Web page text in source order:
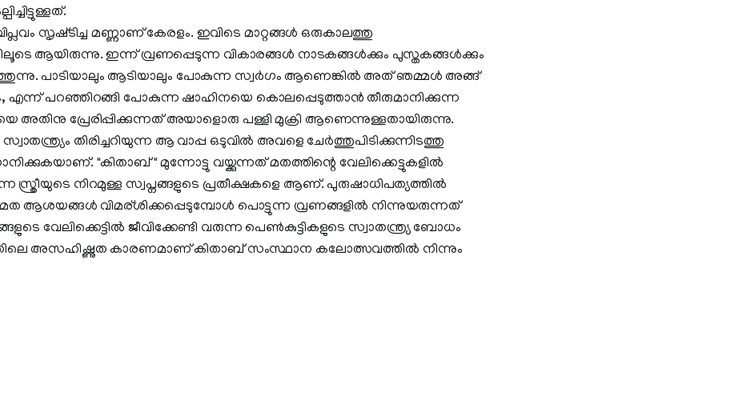
സൃഷ്‌ടിച്ച മണ്ണാണ് കേരളം. ഇവിടെ മാറ്റങ്ങൾ ഒരുകാലത്തു
ആയിരുന്നു. ഇന്ന് വ്രണപ്പെടുന്ന വികാരങ്ങൾ നാടകങ്ങൾക്കും പുസ്തകങ്ങൾക്കും
പാടിയാലും ആടിയാലും പോകുന്ന സ്വർഗം ആണെങ്കിൽ അത് ഞമ്മൾ അങ്ങ്
എന്ന് പറഞ്ഞിറങ്ങി പോകുന്ന ഷാഹിനയെ കൊലപ്പെടുത്താൻ തീരുമാനിക്കുന്ന
അതിനു പ്രേരിപ്പിക്കുന്നത് അയാളൊരു പള്ളി മുക്രി ആണെന്നുള്ളതായിരുന്നു.
തിരിച്ചറിയുന്ന ആ വാപ്പ ഒടുവിൽ അവളെ ചേർത്തുപിടിക്കുന്നിടത്തു
"കിതാബ് " മുന്നോട്ടു വയ്ക്കുന്നത് മതത്തിന്റെ വേലിക്കെട്ടുകളിൽ
സ്ത്രീയുടെ നിറമുള്ള സ്വപ്നങ്ങളുടെ പ്രതീക്ഷകളെ ആണ്. പുരുഷാധിപത്യത്തിൽ
മത ആശയങ്ങൾ വിമര്ശിക്കപ്പെടുമ്പോൾ പൊട്ടുന്ന വ്രണങ്ങളിൽ നിന്നുയരുന്നത്
വേലിക്കെട്ടിൽ ജീവിക്കേണ്ടി വരുന്ന പെൺകുട്ടികളുടെ സ്വാതന്ത്ര്യ ബോധം
അസഹിഷ്ണുത കാരണമാണ് കിതാബ് സംസ്ഥാന കലോത്സവത്തിൽ നിന്നും